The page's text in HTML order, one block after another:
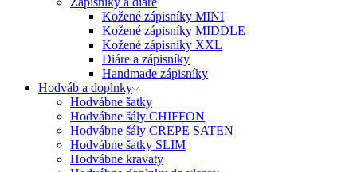
Kožené zápisníky MINI
Kožené zápisníky MIDDLE
Kožené zápisníky XXL
Diáre a zápisníky
Handmade zápisníky
Hodváb a doplnky
Hodvábne šatky
Hodvábne šály CHIFFON
Hodvábne šály CREPE SATEN
Hodvábne šatky SLIM
Hodvábne kravaty